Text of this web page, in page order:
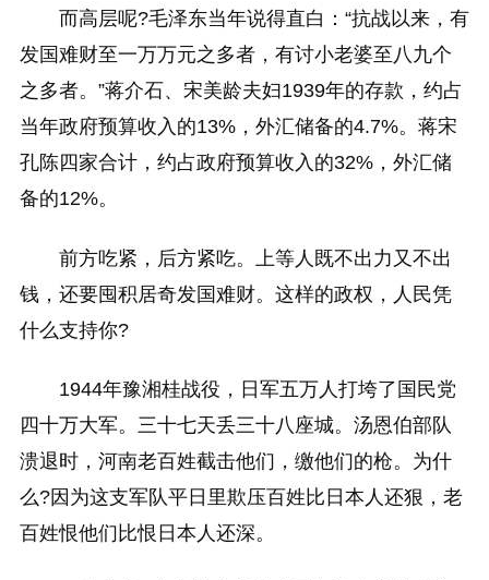
而高层呢?毛泽东当年说得直白：“抗战以来，有
发国难财至一万万元之多者，有讨小老婆至八九个
之多者。”蒋介石、宋美龄夫妇1939年的存款，约占
当年政府预算收入的13%，外汇储备的4.7%。蒋宋
孔陈四家合计，约占政府预算收入的32%，外汇储
备的12%。
前方吃紧，后方紧吃。上等人既不出力又不出
钱，还要囤积居奇发国难财。这样的政权，人民凭
什么支持你?
1944年豫湘桂战役，日军五万人打垮了国民党
四十万大军。三十七天丢三十八座城。汤恩伯部队
溃退时，河南老百姓截击他们，缴他们的枪。为什
么?因为这支军队平日里欺压百姓比日本人还狠，老
百姓恨他们比恨日本人还深。